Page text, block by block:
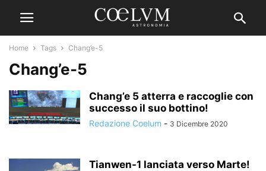
Home Tags Chang’e-5
Chang’e-5
Chang’e 5 atterra e raccoglie con
successo il suo bottino!
Redazione Coelum - 3 Dicembre 2020
Tianwen-1 lanciata verso Marte!